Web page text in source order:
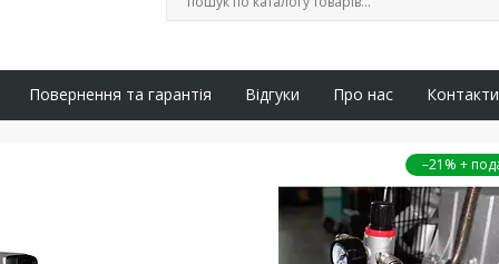
Повернення та гарантія Відгуки Про нас Контакти
–21%